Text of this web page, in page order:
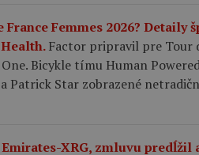
Femmes 2026? Detaily
Factor pripravil pre Tour
Bicykle tímu Human
Patrick Star zobrazené
XRG, zmluvu predĺžil